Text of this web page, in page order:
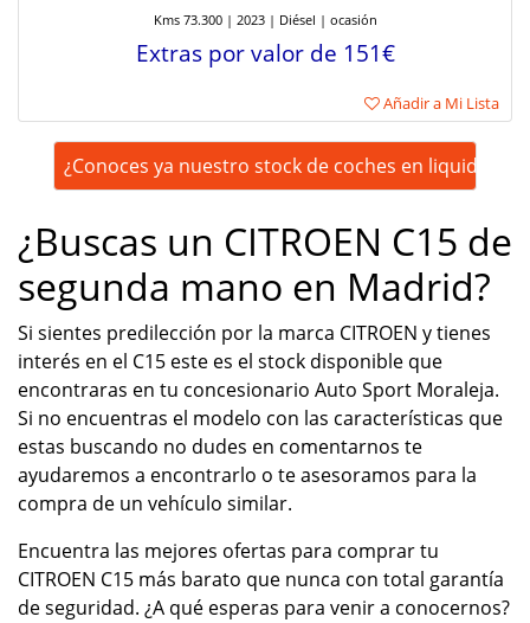
Kms 73.300 | 2023 | Diésel | ocasión
Extras por valor de 151€
Añadir a Mi Lista
¿Conoces ya nuestro stock de coches en
¿Buscas un CITROEN C15 de
segunda mano en Madrid?
Si sientes predilección por la marca CITROEN y tienes
interés en el C15 este es el stock disponible que
encontraras en tu concesionario Auto Sport Moraleja.
Si no encuentras el modelo con las características que
estas buscando no dudes en comentarnos te
ayudaremos a encontrarlo o te asesoramos para la
compra de un vehículo similar.
Encuentra las mejores ofertas para comprar tu
CITROEN C15 más barato que nunca con total garantía
de seguridad. ¿A qué esperas para venir a conocernos?